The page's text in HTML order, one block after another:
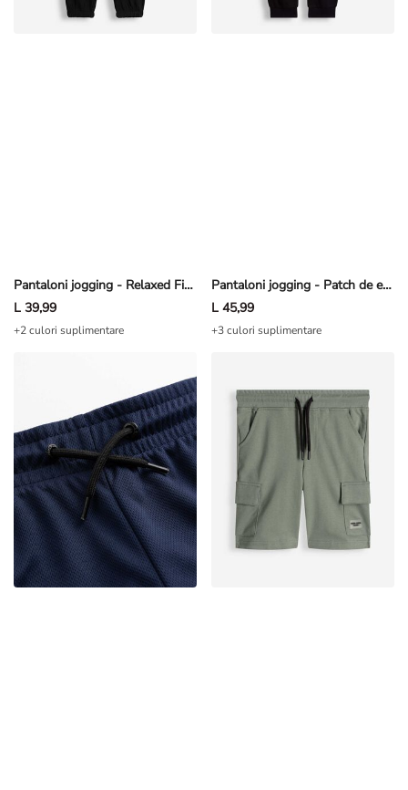
Pantaloni jogging - Relaxed Fit - Negru
L 39,99
+2 culori suplimentare
Pantaloni jogging - Patch de etichetă - Negru
L 45,99
+3 culori suplimentare